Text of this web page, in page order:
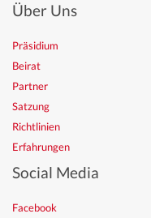
Über Uns
Präsidium
Beirat
Partner
Satzung
Richtlinien
Erfahrungen
Social Media
Facebook